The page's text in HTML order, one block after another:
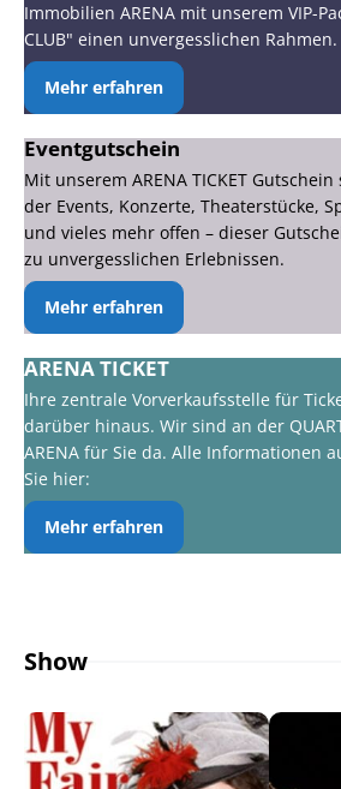
Immobilien ARENA mit unserem VIP-
CLUB" einen unvergesslichen Rahmen.
Mehr erfahren
Eventgutschein
Mit unserem ARENA TICKET
der Events, Konzerte, Theaterstücke,
und vieles mehr offen – dieser
zu unvergesslichen Erlebnissen.
Mehr erfahren
ARENA TICKET
Ihre zentrale Vorverkaufsstelle für
darüber hinaus. Wir sind an der
ARENA für Sie da. Alle Informationen
Sie hier:
Mehr erfahren
Show